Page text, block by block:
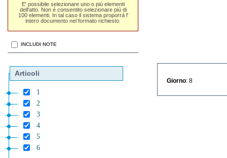
E' possibile selezionare uno o piú elementi
dell'atto. Non é consentito selezionare piú di
100 elementi. In tal caso il sistema proporrá l'
intero documento nel formato richiesto.
INCLUDI NOTE
Articoli
1
2
3
4
5
6
Giorno : 8